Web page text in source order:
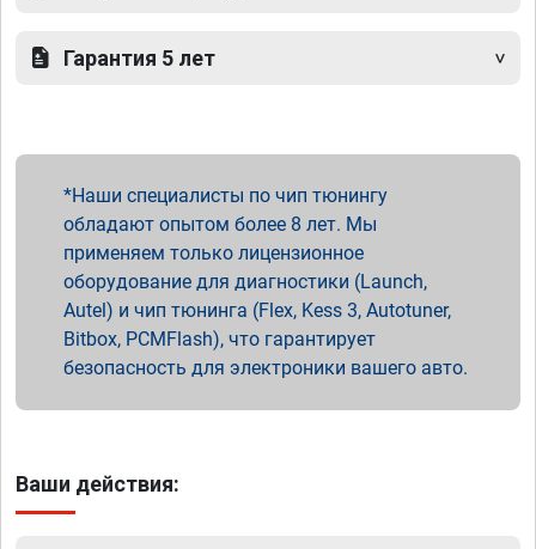
Гарантия 5 лет
Наши специалисты по чип тюнингу
обладают опытом более 8 лет. Мы
применяем только лицензионное
оборудование для диагностики (Launch,
Autel) и чип тюнинга (Flex, Kess 3, Autotuner,
Bitbox, PCMFlash), что гарантирует
безопасность для электроники вашего авто.
Ваши действия: